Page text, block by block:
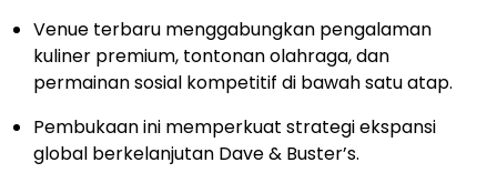
Venue terbaru menggabungkan pengalaman
kuliner premium, tontonan olahraga, dan
permainan sosial kompetitif di bawah satu atap.
Pembukaan ini memperkuat strategi ekspansi
global berkelanjutan Dave & Buster’s.